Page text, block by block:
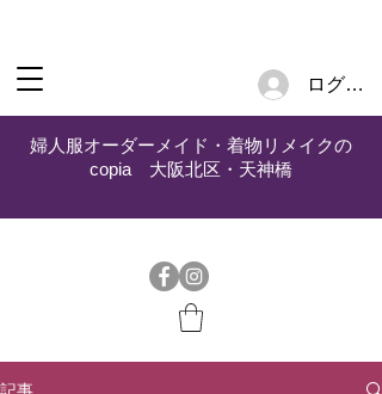
ログイン
婦人服オーダーメイド・着物リメイクの
copia 大阪北区・天神橋